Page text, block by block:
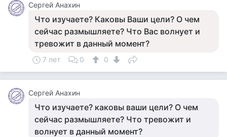
Сергей Анахин
Что изучаете? Каковы Ваши цели? О чем
сейчас размышляете? Что Вас волнует и
тревожит в данный момент?
7 лет 0 0
Сергей Анахин
Что изучаете? каковы ваши цели? О чем
сейчас размышляете? Что тревожит и
волнует в данный момент?